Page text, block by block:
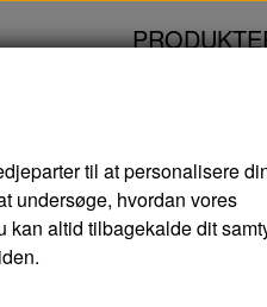
til at personalisere
undersøge, hvordan vores
altid tilbagekalde dit